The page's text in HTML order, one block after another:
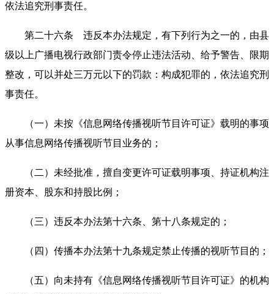
依法追究刑事责任。
第二十六条 违反本办法规定，有下列行为之一的，由县
级以上广播电视行政部门责令停止违法活动、给予警告、限期
整改，可以并处三万元以下的罚款：构成犯罪的，依法追究刑
事责任。
（一）未按《信息网络传播视听节目许可证》载明的事项
从事信息网络传播视听节目业务的；
（二）未经批准，擅自变更许可证载明事项、持证机构注
册资本、股东和持股比例；
（三）违反本办法第十六条、第十八条规定的；
（四）传播本办法第十九条规定禁止传播的视听节目的；
（五）向未持有《信息网络传播视听节目许可证》的机构